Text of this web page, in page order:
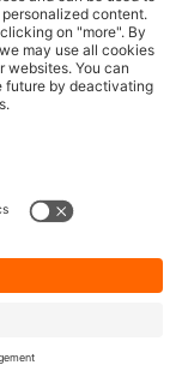
schneller